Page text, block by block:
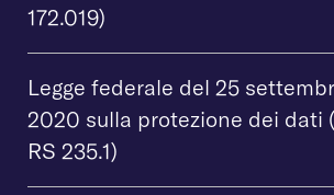
172.019)
Legge federale del 25
2020 sulla protezione dei dati
RS 235.1)